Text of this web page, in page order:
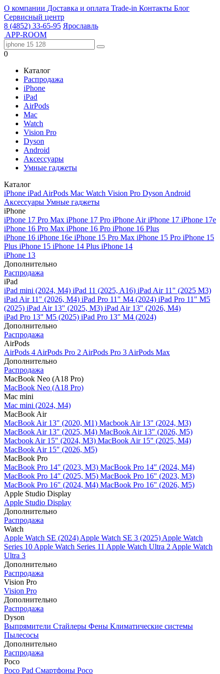
О компании Доставка и оплата Trade-in Контакты Блог
Сервисный центр
8 (4852) 33-65-95 Ярославль
APP-ROOM
0
Каталог
Распродажа
iPhone
iPad
AirPods
Mac
Watch
Vision Pro
Dyson
Android
Аксессуары
Умные гаджеты
Каталог
iPhone iPad AirPods Mac Watch Vision Pro Dyson Android
Аксессуары Умные гаджеты
iPhone
iPhone 17 Pro Max iPhone 17 Pro iPhone AiriPhone 17 iPhone 17e
iPhone 16 Pro Max iPhone 16 Pro iPhone 16 Plus
iPhone 16 iPhone 16e iPhone 15 Pro Max iPhone 15 Pro iPhone 15
Plus iPhone 15 iPhone 14 Plus iPhone 14
iPhone 13
Дополнительно
Распродажа
iPad
iPad mini (2024, M4) iPad 11 (2025, A16) iPad Air 11" (2025 M3)
iPad Air 11" (2026, M4) iPad Pro 11" M4 (2024) iPad Pro 11" M5
(2025) iPad Air 13" (2025, M3) iPad Air 13" (2026, M4)
iPad Pro 13" M5 (2025) iPad Pro 13" M4 (2024)
Дополнительно
Распродажа
AirPods
AirPods 4 AirPods Pro 2 AirPods Pro 3 AirPods Max
Дополнительно
Распродажа
MacBook Neo (A18 Pro)
MacBook Neo (A18 Pro)
Mac mini
Mac mini (2024, M4)
MacBook Air
MacBook Air 13" (2020, M1) Macbook Air 13" (2024, M3)
MacBook Air 13" (2025, M4) MacBook Air 13″ (2026, M5)
Macbook Air 15" (2024, M3) MacBook Air 15" (2025, M4)
MacBook Air 15″ (2026, M5)
MacBook Pro
MacBook Pro 14" (2023, M3) MacBook Pro 14″ (2024, M4)
MacBook Pro 14″ (2025, M5) MacBook Pro 16" (2023, M3)
MacBook Pro 16″ (2024, M4) MacBook Pro 16" (2026, M5)
Apple Studio Display
Apple Studio Display
Дополнительно
Распродажа
Watch
Apple Watch SE (2024) Apple Watch SE 3 (2025) Apple Watch
Series 10 Apple Watch Series 11 Apple Watch Ultra 2 Apple Watch
Ultra 3
Дополнительно
Распродажа
Vision Pro
Vision Pro
Дополнительно
Распродажа
Dyson
Выпрямители Стайлеры Фены Климатические системы
Пылесосы
Дополнительно
Распродажа
Poco
Poco Pad Смартфоны Poco